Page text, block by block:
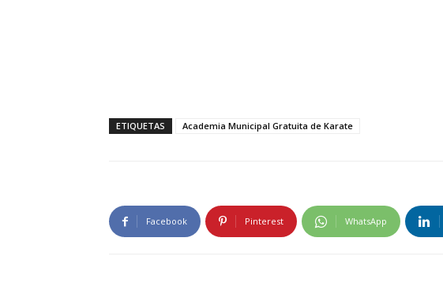
ETIQUETAS Academia Municipal Gratuita de Karate
Facebook Pinterest WhatsApp